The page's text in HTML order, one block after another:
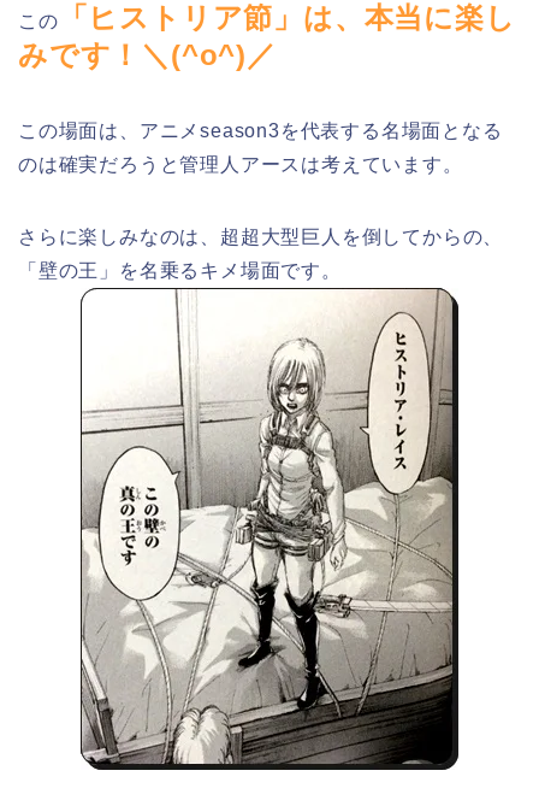
この
「ヒストリア節」は、本当に楽し
みです！＼(^o^)／
この場面は、アニメseason3を代表する名場面となる
のは確実だろうと管理人アースは考えています。
さらに楽しみなのは、超超大型巨人を倒してからの、
「壁の王」を名乗るキメ場面です。